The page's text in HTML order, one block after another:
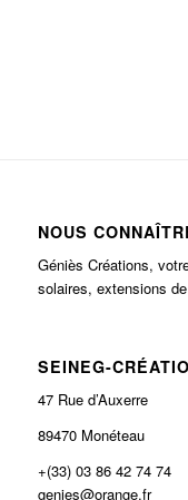
NOUS
Géniès Créations,
solaires, extensions
SEINEG-
47 Rue d’Auxerre
89470 Monéteau
+(33) 03 86 42 74 74
genies@orange.fr